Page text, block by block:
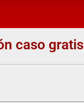
caso gratis